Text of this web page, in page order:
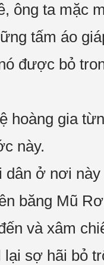
ông ta mặc
tấm áo
được bỏ
hoàng gia
này.
ở nơi này
băng Mũ
và xâm
sợ hãi bỏ